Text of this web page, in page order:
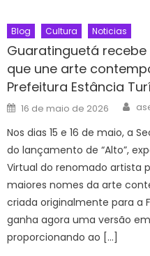
Blog Cultura Noticias
Guaratinguetá
que une arte
Prefeitura Estância
Posted
on
16 de maio de 2026
Nos dias 15 e 16 de maio, a
do lançamento de “Alto”,
Virtual do renomado artista
maiores nomes da arte
criada originalmente para a
ganha agora uma versão
proporcionando ao […]